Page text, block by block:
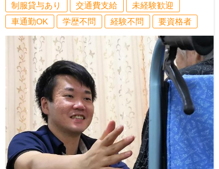
制服貸与あり
交通費支給
未経験歓迎
車通勤OK
学歴不問 経験不問 要資格者